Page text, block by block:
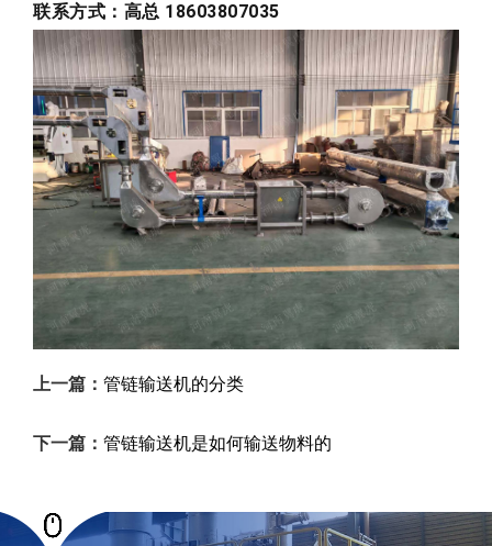
联系方式：高总 18603807035
上一篇： 管链输送机的分类
下一篇： 管链输送机是如何输送物料的